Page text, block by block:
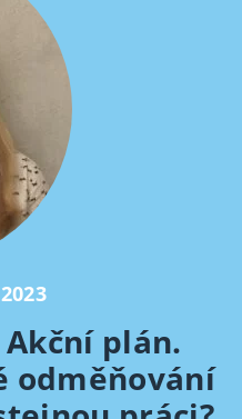
plán.
odměňování